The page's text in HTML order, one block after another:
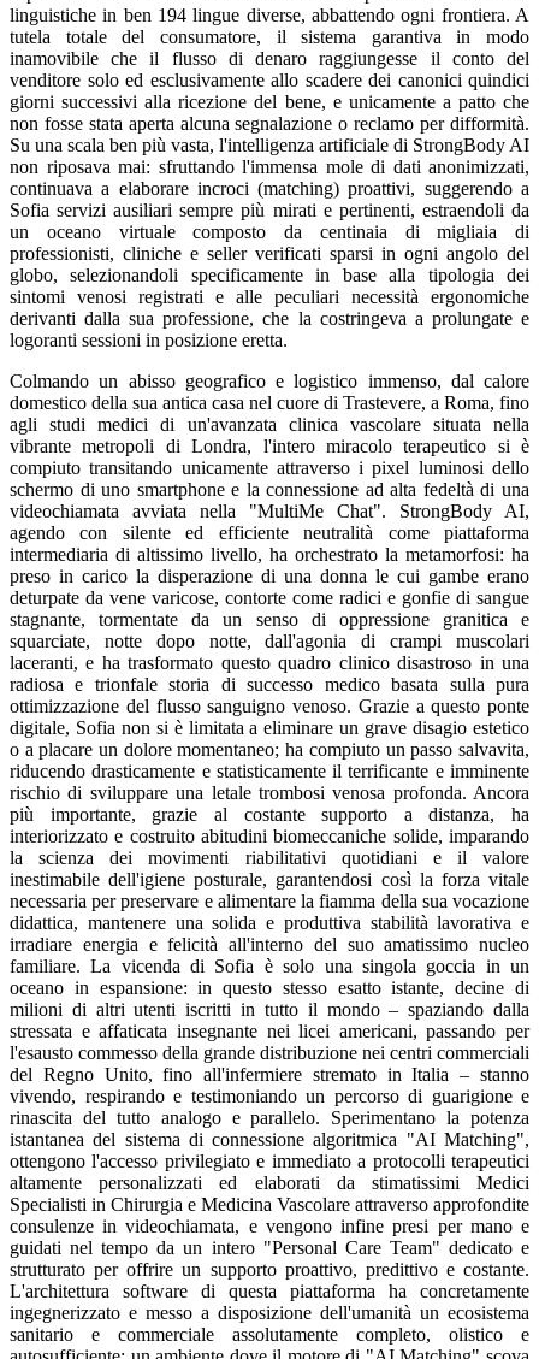
linguistiche in ben 194 lingue diverse, abbattendo ogni frontiera. A
tutela totale del consumatore, il sistema garantiva in modo
inamovibile che il flusso di denaro raggiungesse il conto del
venditore solo ed esclusivamente allo scadere dei canonici quindici
giorni successivi alla ricezione del bene, e unicamente a patto che
non fosse stata aperta alcuna segnalazione o reclamo per difformità.
Su una scala ben più vasta, l'intelligenza artificiale di StrongBody AI
non riposava mai: sfruttando l'immensa mole di dati anonimizzati,
continuava a elaborare incroci (matching) proattivi, suggerendo a
Sofia servizi ausiliari sempre più mirati e pertinenti, estraendoli da
un oceano virtuale composto da centinaia di migliaia di
professionisti, cliniche e seller verificati sparsi in ogni angolo del
globo, selezionandoli specificamente in base alla tipologia dei
sintomi venosi registrati e alle peculiari necessità ergonomiche
derivanti dalla sua professione, che la costringeva a prolungate e
logoranti sessioni in posizione eretta.
Colmando un abisso geografico e logistico immenso, dal calore
domestico della sua antica casa nel cuore di Trastevere, a Roma, fino
agli studi medici di un'avanzata clinica vascolare situata nella
vibrante metropoli di Londra, l'intero miracolo terapeutico si è
compiuto transitando unicamente attraverso i pixel luminosi dello
schermo di uno smartphone e la connessione ad alta fedeltà di una
videochiamata avviata nella "MultiMe Chat". StrongBody AI,
agendo con silente ed efficiente neutralità come piattaforma
intermediaria di altissimo livello, ha orchestrato la metamorfosi: ha
preso in carico la disperazione di una donna le cui gambe erano
deturpate da vene varicose, contorte come radici e gonfie di sangue
stagnante, tormentate da un senso di oppressione granitica e
squarciate, notte dopo notte, dall'agonia di crampi muscolari
laceranti, e ha trasformato questo quadro clinico disastroso in una
radiosa e trionfale storia di successo medico basata sulla pura
ottimizzazione del flusso sanguigno venoso. Grazie a questo ponte
digitale, Sofia non si è limitata a eliminare un grave disagio estetico
o a placare un dolore momentaneo; ha compiuto un passo salvavita,
riducendo drasticamente e statisticamente il terrificante e imminente
rischio di sviluppare una letale trombosi venosa profonda. Ancora
più importante, grazie al costante supporto a distanza, ha
interiorizzato e costruito abitudini biomeccaniche solide, imparando
la scienza dei movimenti riabilitativi quotidiani e il valore
inestimabile dell'igiene posturale, garantendosi così la forza vitale
necessaria per preservare e alimentare la fiamma della sua vocazione
didattica, mantenere una solida e produttiva stabilità lavorativa e
irradiare energia e felicità all'interno del suo amatissimo nucleo
familiare. La vicenda di Sofia è solo una singola goccia in un
oceano in espansione: in questo stesso esatto istante, decine di
milioni di altri utenti iscritti in tutto il mondo – spaziando dalla
stressata e affaticata insegnante nei licei americani, passando per
l'esausto commesso della grande distribuzione nei centri commerciali
del Regno Unito, fino all'infermiere stremato in Italia – stanno
vivendo, respirando e testimoniando un percorso di guarigione e
rinascita del tutto analogo e parallelo. Sperimentano la potenza
istantanea del sistema di connessione algoritmica "AI Matching",
ottengono l'accesso privilegiato e immediato a protocolli terapeutici
altamente personalizzati ed elaborati da stimatissimi Medici
Specialisti in Chirurgia e Medicina Vascolare attraverso approfondite
consulenze in videochiamata, e vengono infine presi per mano e
guidati nel tempo da un intero "Personal Care Team" dedicato e
strutturato per offrire un supporto proattivo, predittivo e costante.
L'architettura software di questa piattaforma ha concretamente
ingegnerizzato e messo a disposizione dell'umanità un ecosistema
sanitario e commerciale assolutamente completo, olistico e